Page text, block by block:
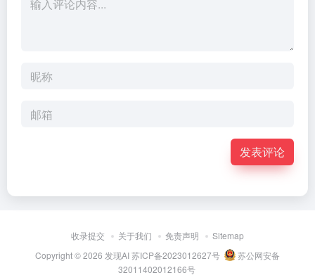
发表评论
收录提交 关于我们 免责声明
Sitemap
Copyright © 2026 发现AI苏ICP备2023012627号
苏公网安备
32011402012166号